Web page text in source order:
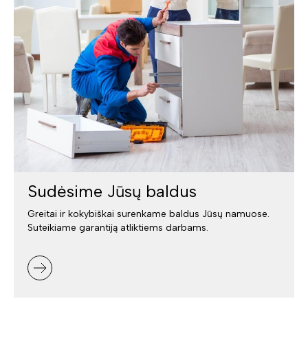
Sudėsime Jūsų baldus
Greitai ir kokybiškai surenkame baldus Jūsų namuose.
Suteikiame garantiją atliktiems darbams.